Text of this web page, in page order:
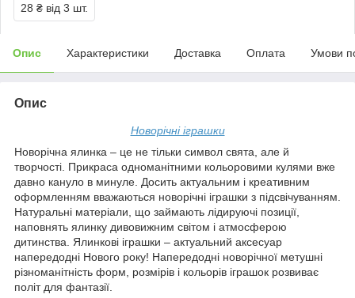
28 ₴ від 3 шт.
Опис Характеристики Доставка Оплата Умови
Опис
Новорічні іграшки
Новорічна ялинка – це не тільки символ свята, але й
творчості. Прикраса одноманітними кольоровими кулями вже
давно кануло в минуле. Досить актуальним і креативним
оформленням вважаються новорічні іграшки з підсвічуванням.
Натуральні матеріали, що займають лідируючі позиції,
наповнять ялинку дивовижним світом і атмосферою
дитинства. Ялинкові іграшки – актуальний аксесуар
напередодні Нового року! Напередодні новорічної метушні
різноманітність форм, розмірів і кольорів іграшок розвиває
політ для фантазії.